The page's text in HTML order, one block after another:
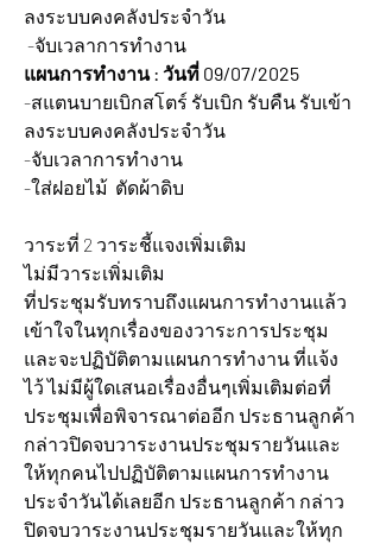
ลงระบบคงคลังประจำวัน
-จับเวลาการทำงาน
แผนการทำงาน : วันที่ 09/07/2025
-สแตนบายเบิกสโตร์ รับเบิก รับคืน รับเข้า
ลงระบบคงคลังประจำวัน
-จับเวลาการทำงาน
-ใส่ฝอยไม้  ตัดผ้าดิบ
วาระที่ 2 วาระชี้แจงเพิ่มเติม
ไม่มีวาระเพิ่มเติม
ที่ประชุมรับทราบถึงแผนการทำงานแล้ว
เข้าใจในทุกเรื่องของวาระการประชุม
และจะปฏิบัติตามแผนการทำงาน ที่แจ้ง
ไว้ ไม่มีผู้ใดเสนอเรื่องอื่นๆเพิ่มเติมต่อที่
ประชุมเพื่อพิจารณาต่ออีก ประธานลูกค้า
กล่าวปิดจบวาระงานประชุมรายวันและ
ให้ทุกคนไปปฏิบัติตามแผนการทำงาน
ประจำวันได้เลยอีก ประธานลูกค้า กล่าว
ปิดจบวาระงานประชุมรายวันและให้ทุก